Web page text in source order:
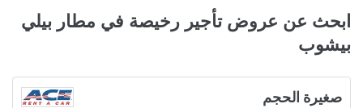
ابحث عن عروض تأجير رخيصة في مطار بيلي
بيشوب
صغيرة الحجم